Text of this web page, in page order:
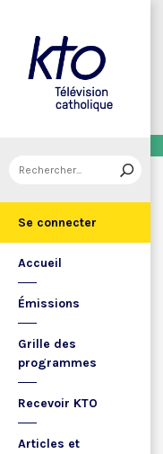
Se connecter
Accueil
Émissions
Grille des
programmes
Recevoir KTO
Articles et